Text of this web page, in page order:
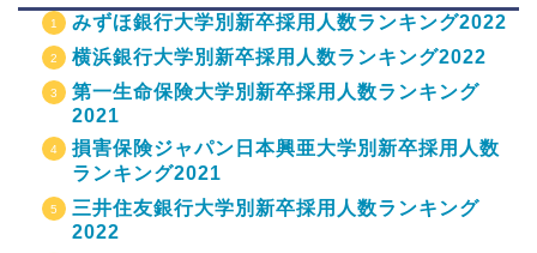
みずほ銀行大学別新卒採用人数ランキング2022
横浜銀行大学別新卒採用人数ランキング2022
第一生命保険大学別新卒採用人数ランキング
2021
損害保険ジャパン日本興亜大学別新卒採用人数
ランキング2021
三井住友銀行大学別新卒採用人数ランキング
2022